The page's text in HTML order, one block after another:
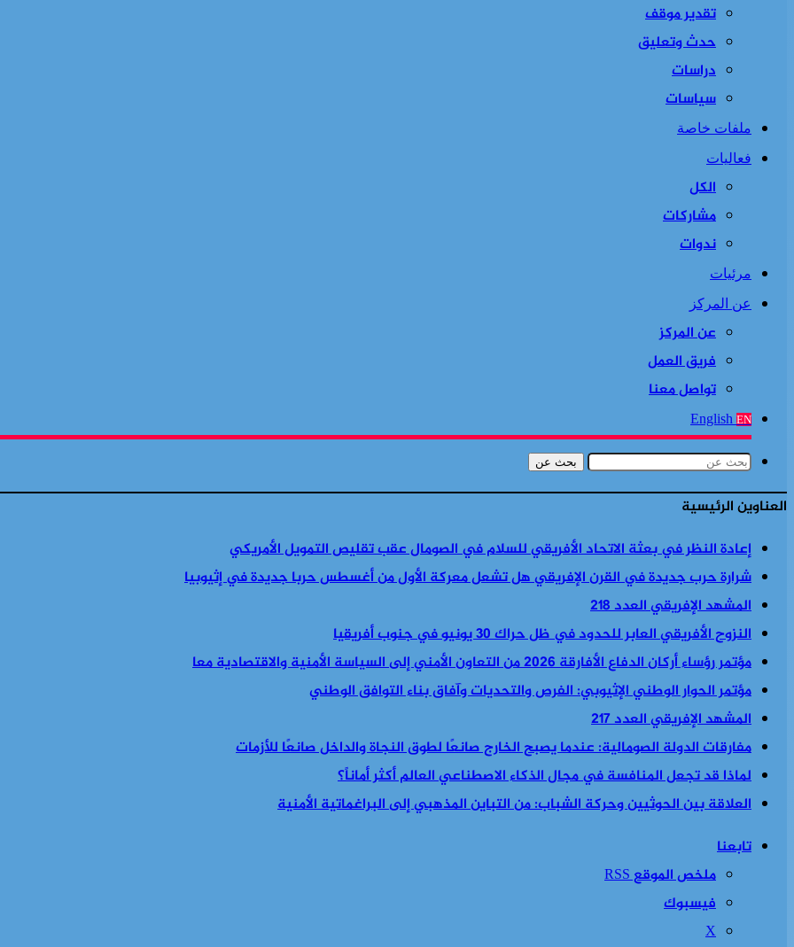
تقدير موقف
حدث وتعليق
دراسات
سياسات
ملفات خاصة
فعاليات
الكل
مشاركات
ندوات
مرئيات
عن المركز
عن المركز
فريق العمل
تواصل معنا
English EN
بحث عن
العناوين الرئيسية
إعادة النظر في بعثة الاتحاد الأفريقي للسلام في الصومال عقب تقليص التمويل الأمريكي
شرارة حرب جديدة في القرن الإفريقي هل تشعل معركة الأول من أغسطس حربا جديدة في إثيوبيا
المشهد الإفريقي العدد 218
النزوح الأفريقي العابر للحدود في ظل حراك 30 يونيو في جنوب أفريقيا
مؤتمر رؤساء أركان الدفاع الأفارقة 2026 من التعاون الأمني إلى السياسة الأمنية والاقتصادية معا
مؤتمر الحوار الوطني الإثيوبي: الفرص والتحديات وآفاق بناء التوافق الوطني
المشهد الإفريقي العدد 217
مفارقات الدولة الصومالية: عندما يصبح الخارج صانعًا لطوق النجاة والداخل صانعًا للأزمات
لماذا قد تجعل المنافسة في مجال الذكاء الاصطناعي العالم أكثر أماناً؟
العلاقة بين الحوثيين وحركة الشباب: من التباين المذهبي إلى البراغماتية الأمنية
تابعنا
ملخص الموقع RSS
فيسبوك
‫X